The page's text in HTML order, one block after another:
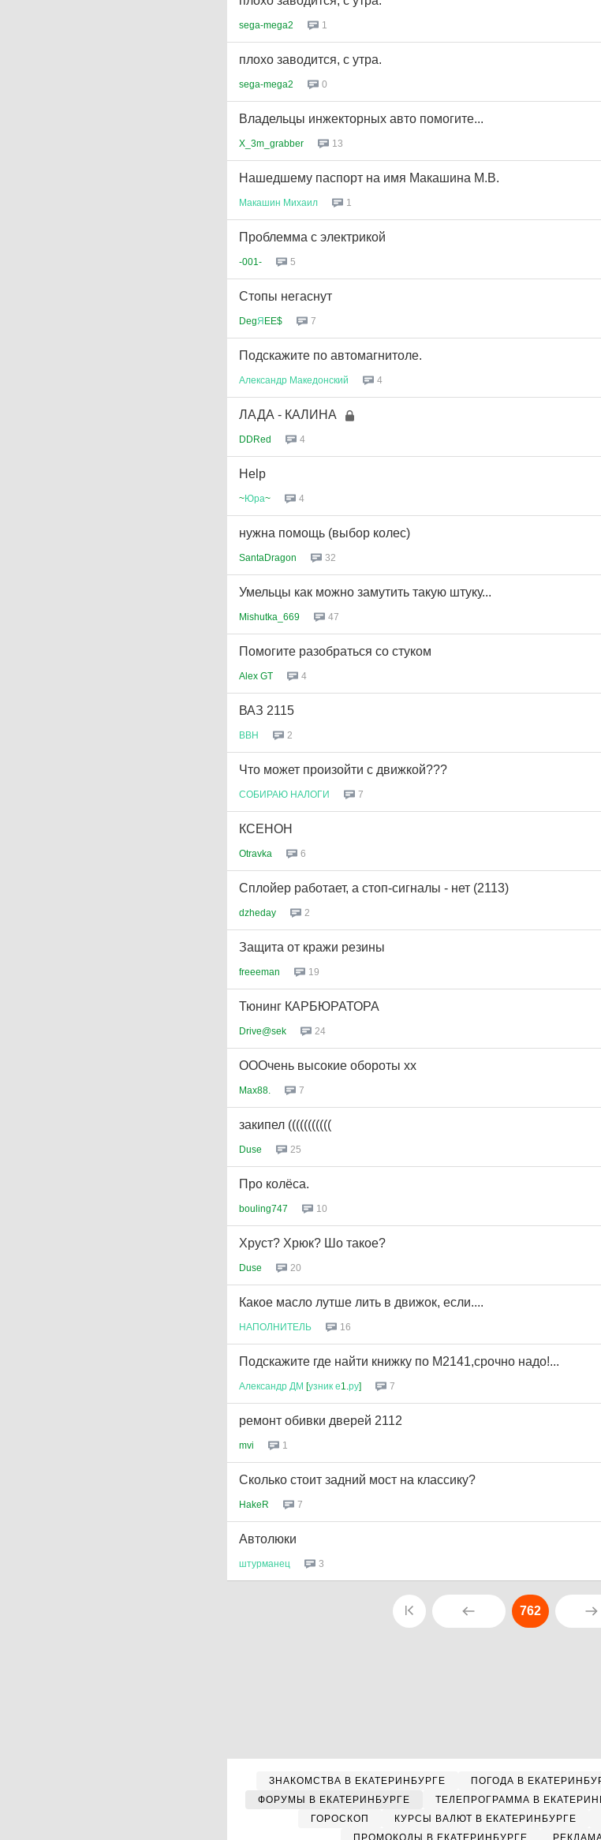
sega-mega2 1
плохо заводится, с утра.
sega-mega2 0
Владельцы инжекторных авто помогите...
X_3m_grabber 13
Нашедшему паспорт на имя Макашина М.В.
Макашин Михаил 1
Проблемма с электрикой
-001- 5
Стопы негаснут
DegЯEE$ 7
Подскажите по автомагнитоле.
Александр Македонский 4
ЛАДА - КАЛИНА
DDRed 4
Help
~Юра~ 4
нужна помощь (выбор колес)
SantaDragon 32
Умельцы как можно замутить такую штуку...
Mishutka_669 47
Помогите разобраться со стуком
Alex GT 4
ВАЗ 2115
ВВН 2
Что может произойти с движкой???
СОБИРАЮ НАЛОГИ 7
КСЕНОН
Otravka 6
Cплойер работает, а стоп-сигналы - нет (2113)
dzheday 2
Защита от кражи резины
freeeman 19
Тюнинг КАРБЮРАТОРА
Drive@sek 24
ОООчень высокие обороты хх
Max88. 7
закипел (((((((((((
Duse 25
Про колёса.
bouling747 10
Хруст? Хрюк? Шо такое?
Duse 20
Какое масло лутше лить в движок, если....
НАПОЛНИТЕЛЬ 16
Подскажите где найти книжку по M2141,срочно надо!...
Александр ДМ [узник е1. ру] 7
ремонт обивки дверей 2112
mvi 1
Сколько стоит задний мост на классику?
HakeR 7
Автолюки
штурманец 3
762
ЗНАКОМСТВА В ЕКАТЕРИНБУРГЕ ПОГОДА В
ФОРУМЫ В ЕКАТЕРИНБУРГЕ
ТЕЛЕПРОГРАММА В
ГОРОСКОП
КУРСЫ ВАЛЮТ В ЕКАТЕРИНБУРГЕ
ПРОМОКОДЫ В ЕКАТЕРИНБУРГЕ